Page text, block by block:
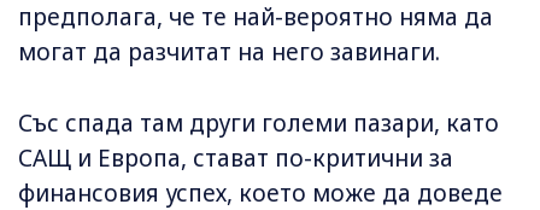
предполага, че те най-вероятно няма да
могат да разчитат на него завинаги.
Със спада там други големи пазари, като
САЩ и Европа, стават по-критични за
финансовия успех, което може да доведе